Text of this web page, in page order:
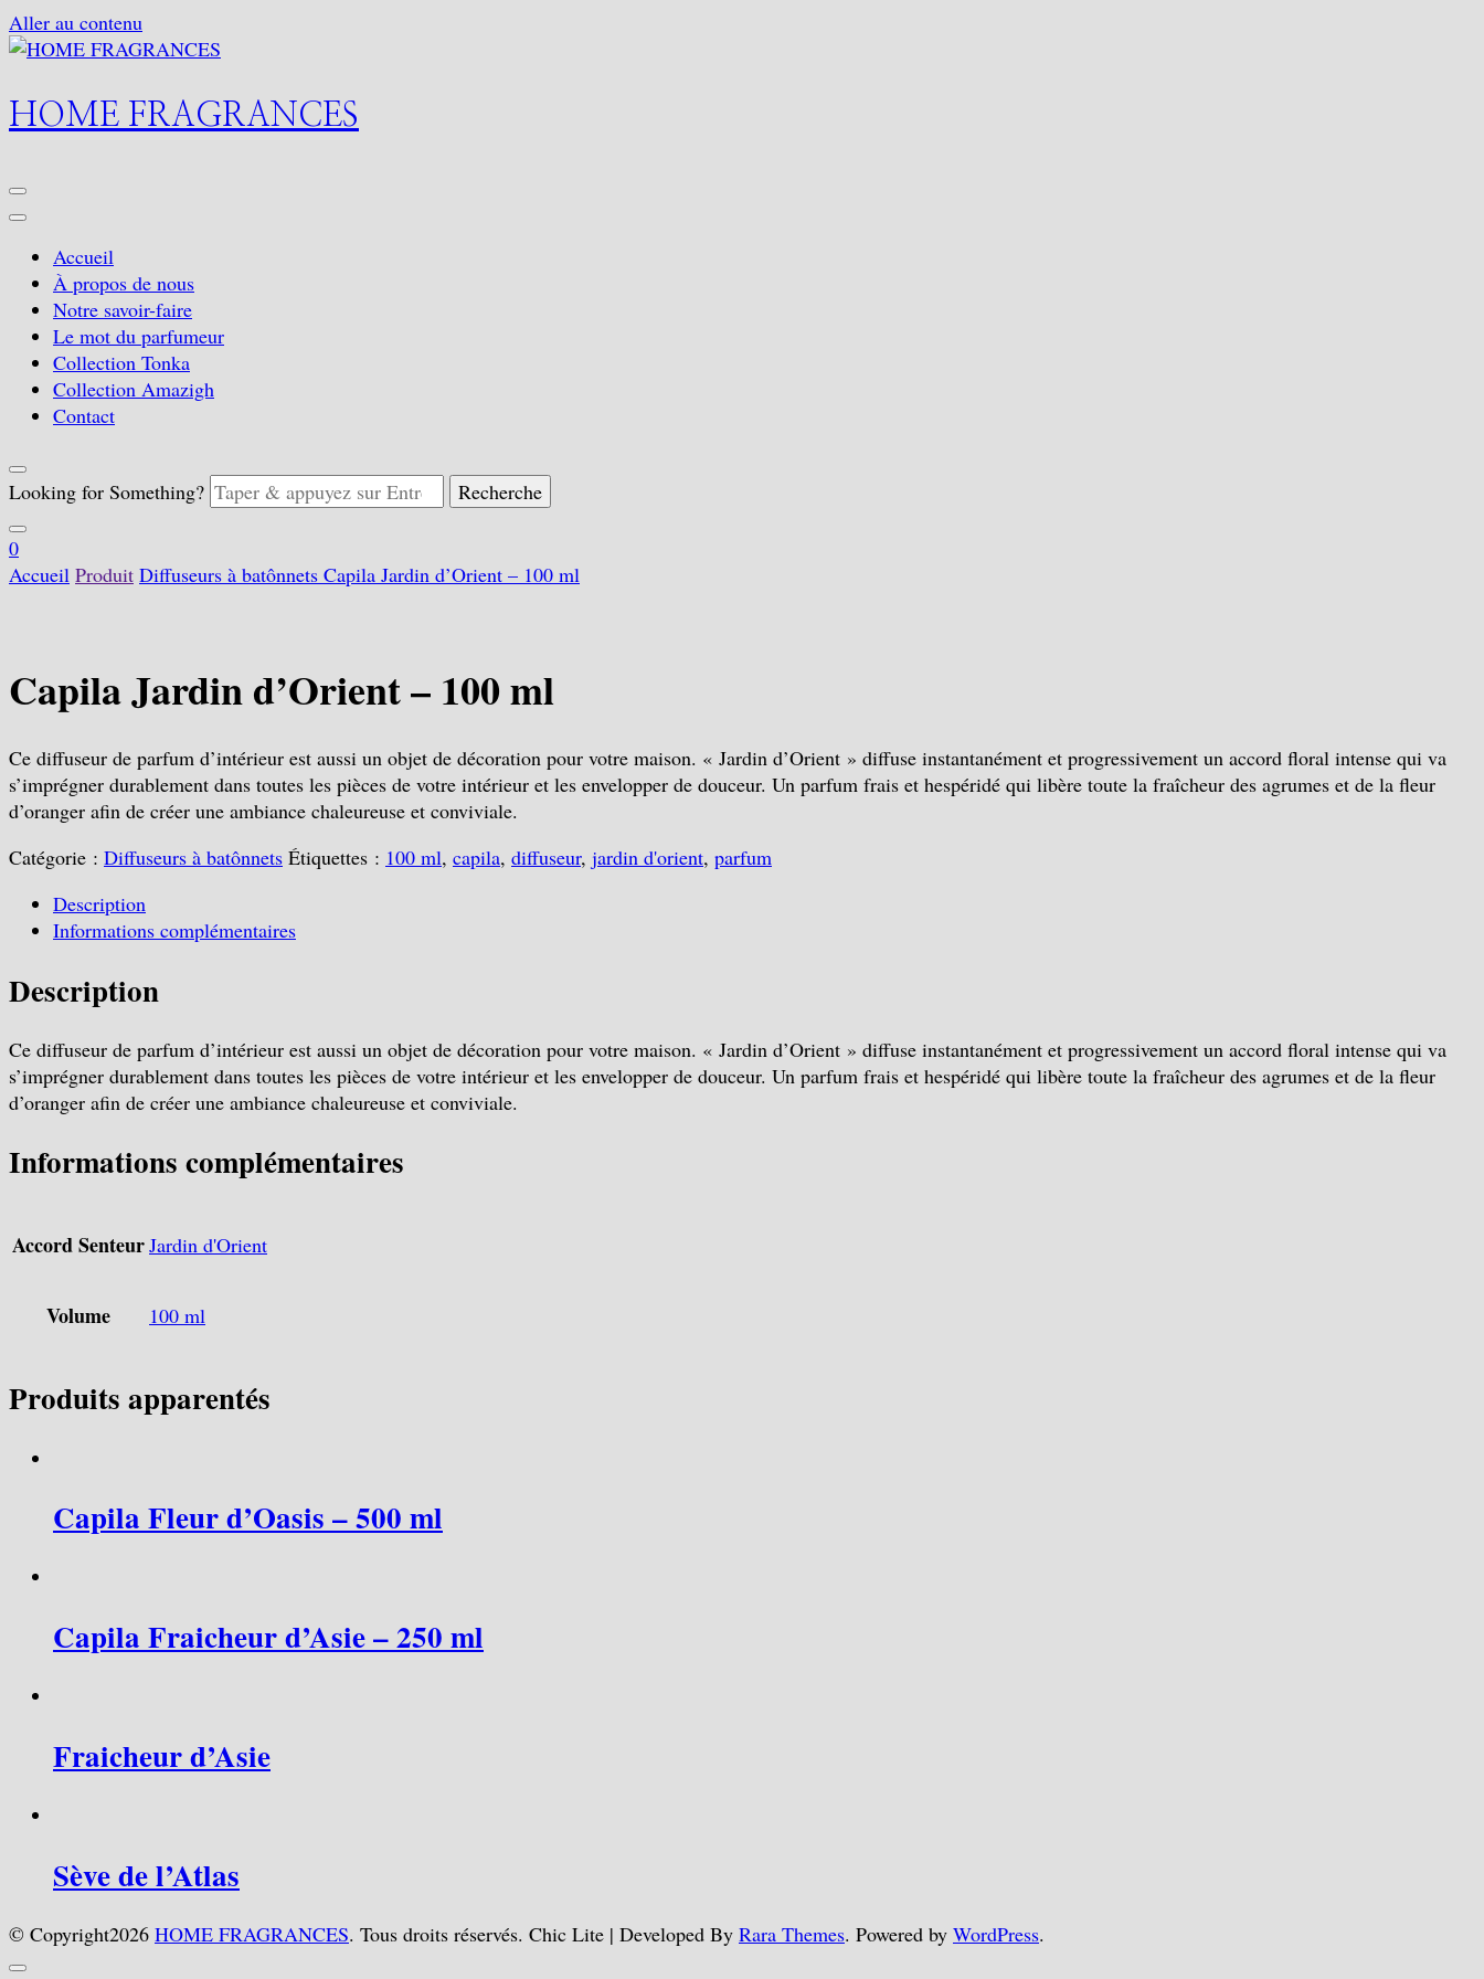
Aller au contenu
HOME FRAGRANCES
Accueil
À propos de nous
Notre savoir-faire
Le mot du parfumeur
Collection Tonka
Collection Amazigh
Contact
Looking for Something?
0
Accueil Produit Diffuseurs à batônnets Capila Jardin d’Orient – 100 ml
Capila Jardin d’Orient – 100 ml
Ce diffuseur de parfum d’intérieur est aussi un objet de décoration pour votre maison. « Jardin d’Orient » diffuse instantanément et progressivement un accord floral intense qui va
s’imprégner durablement dans toutes les pièces de votre intérieur et les envelopper de douceur. Un parfum frais et hespéridé qui libère toute la fraîcheur des agrumes et de la fleur
d’oranger afin de créer une ambiance chaleureuse et conviviale.
Catégorie : Diffuseurs à batônnets Étiquettes : 100 ml, capila, diffuseur, jardin d'orient, parfum
Description
Informations complémentaires
Description
Ce diffuseur de parfum d’intérieur est aussi un objet de décoration pour votre maison. « Jardin d’Orient » diffuse instantanément et progressivement un accord floral intense qui va
s’imprégner durablement dans toutes les pièces de votre intérieur et les envelopper de douceur. Un parfum frais et hespéridé qui libère toute la fraîcheur des agrumes et de la fleur
d’oranger afin de créer une ambiance chaleureuse et conviviale.
Informations complémentaires
Accord SenteurJardin d'Orient
Volume 100 ml
Produits apparentés
Capila Fleur d’Oasis – 500 ml
Capila Fraicheur d’Asie – 250 ml
Fraicheur d’Asie
Sève de l’Atlas
© Copyright2026 HOME FRAGRANCES. Tous droits réservés. Chic Lite | Developed By Rara Themes. Powered by WordPress.